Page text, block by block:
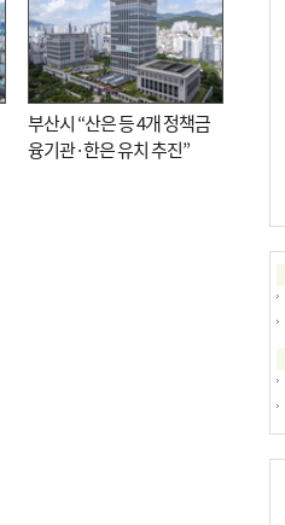
부산시 “산은 등 4개 정책금
융기관·한은 유치 추진”